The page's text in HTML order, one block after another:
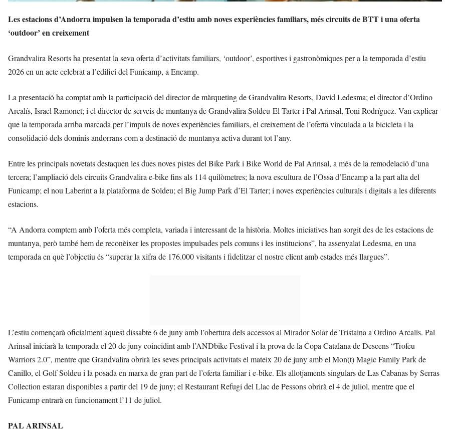
Les estacions d’Andorra impulsen la temporada d’estiu amb noves experiències familiars, més circuits de BTT i una oferta
‘outdoor’ en creixement
Grandvalira Resorts ha presentat la seva oferta d’activitats familiars, ‘outdoor’, esportives i gastronòmiques per a la temporada d’estiu
2026 en un acte celebrat a l’edifici del Funicamp, a Encamp.
La presentació ha comptat amb la participació del director de màrqueting de Grandvalira Resorts, David Ledesma; el director d’Ordino
Arcalís, Israel Ramonet; i el director de serveis de muntanya de Grandvalira Soldeu-El Tarter i Pal Arinsal, Toni Rodríguez. Van explicar
que la temporada arriba marcada per l’impuls de noves experiències familiars, el creixement de l’oferta vinculada a la bicicleta i la
consolidació dels dominis andorrans com a destinació de muntanya activa durant tot l’any.
Entre les principals novetats destaquen les dues noves pistes del Bike Park i Bike World de Pal Arinsal, a més de la remodelació d’una
tercera; l’ampliació dels circuits Grandvalira e-bike fins als 114 quilòmetres; la nova escultura de l’Ossa d’Encamp a la part alta del
Funicamp; el nou Laberint a la plataforma de Soldeu; el Big Jump Park d’El Tarter; i noves experiències culturals i digitals a les diferents
estacions.
“A Andorra comptem amb l’oferta més completa, variada i interessant de la història. Moltes iniciatives han sorgit des de les estacions de
muntanya, però també hem de reconèixer les propostes impulsades pels comuns i les institucions”, ha assenyalat Ledesma, en una
temporada en què l’objectiu és “superar la xifra de 176.000 visitants i fidelitzar el nostre client amb estades més llargues”.
L’estiu començarà oficialment aquest dissabte 6 de juny amb l’obertura dels accessos al Mirador Solar de Tristaina a Ordino Arcalís. Pal
Arinsal iniciarà la temporada el 20 de juny coincidint amb l’ANDbike Festival i la prova de la Copa Catalana de Descens “Trofeu
Warriors 2.0”, mentre que Grandvalira obrirà les seves principals activitats el mateix 20 de juny amb el Mon(t) Magic Family Park de
Canillo, el Golf Soldeu i la posada en marxa de gran part de l’oferta familiar i e-bike. Els allotjaments singulars de Las Cabanas by Serras
Collection estaran disponibles a partir del 19 de juny; el Restaurant Refugi del Llac de Pessons obrirà el 4 de juliol, mentre que el
Funicamp entrarà en funcionament l’11 de juliol.
PAL ARINSAL